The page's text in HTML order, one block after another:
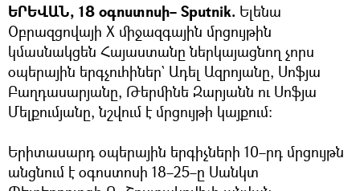
ԵՐԵՎԱՆ, 18 օգոստոսի– Sputnik. Ելենա
Օբրազցովայի Х միջազգային մրցույթին
կմասնակցեն Հայաստանը ներկայացնող չորս
օպերային երգչուհիներ` Ադել Ազրոյանը, Սոֆյա
Բաղդասարյանը, Թերմինե Զարյանն ու Սոֆյա
Մելքումյանը, նշվում է մրցույթի կայքում։
Երիտասարդ օպերային երգիչների 10–րդ մրցույթն
անցնում է օգոստոսի 18–25–ը Սանկտ